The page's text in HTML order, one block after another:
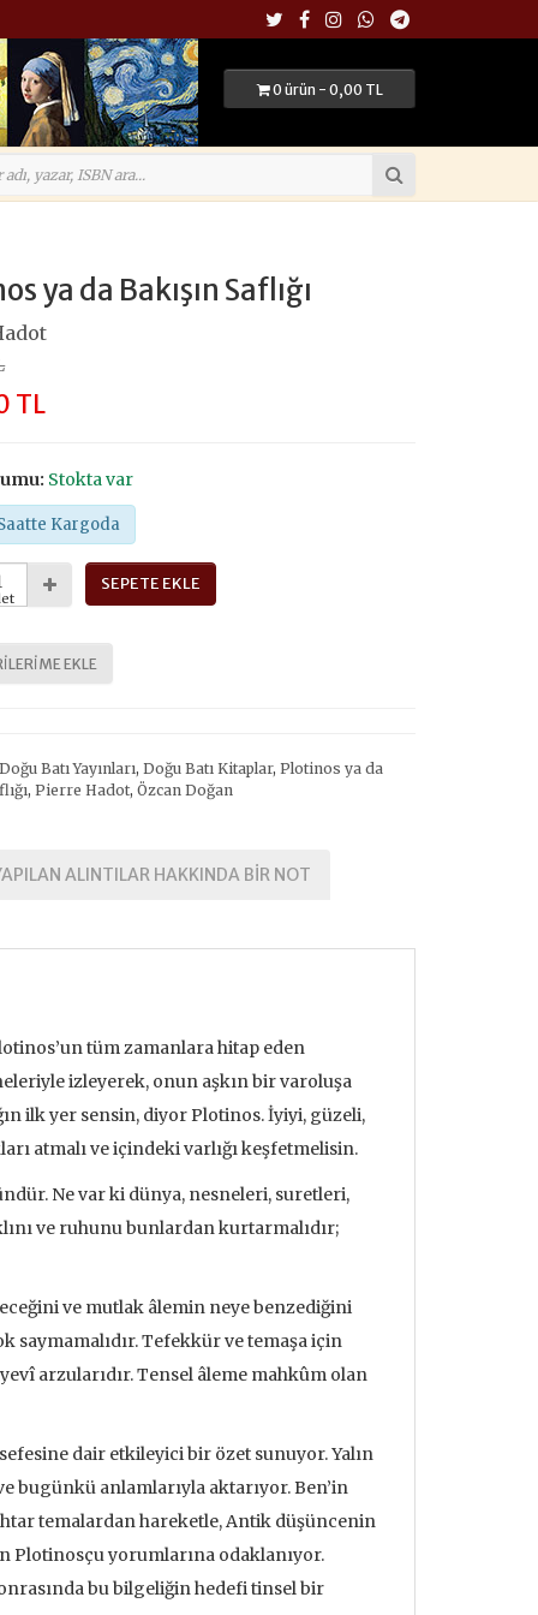
0 ürün - 0,00 TL
Bakmak
Metafizik Üzerine Söylev &
Monadoloji
ya da Bakışın Saflığı
TL
Stokta var
Kargoda
SEPETE EKLE
EKLE
Doğu Batı Yayınları,Doğu Batı Kitaplar,Plotinos ya da
,Pierre Hadot,Özcan Doğan
ALINTILAR HAKKINDA BİR NOT
tüm zamanlara hitap eden
izleyerek, onun aşkın bir varoluşa
ilk yer sensin, diyor Plotinos. İyiyi, güzeli,
atmalı ve içindeki varlığı keşfetmelisin.
Ne var ki dünya, nesneleri, suretleri,
ve ruhunu bunlardan kurtarmalıdır;
ve mutlak âlemin neye benzediğini
saymamalıdır. Tefekkür ve temaşa için
arzularıdır. Tensel âleme mahkûm olan
dair etkileyici bir özet sunuyor. Yalın
bugünkü anlamlarıyla aktarıyor. Ben’in
temalardan hareketle, Antik düşüncenin
Plotinosçu yorumlarına odaklanıyor.
bu bilgeliğin hedefi tinsel bir